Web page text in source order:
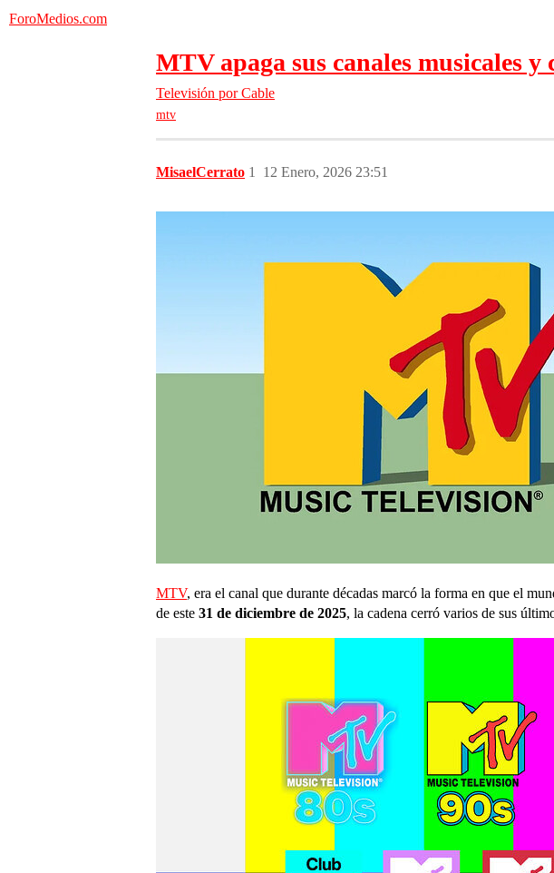
ForoMedios.com
MTV apaga sus canales musicales
Televisión por Cable
mtv
MisaelCerrato 12 Enero, 2026 23:51
1
MTV, era el canal que durante décadas marcó la forma en que el
de este 31 de diciembre de 2025, la cadena cerró varios de sus